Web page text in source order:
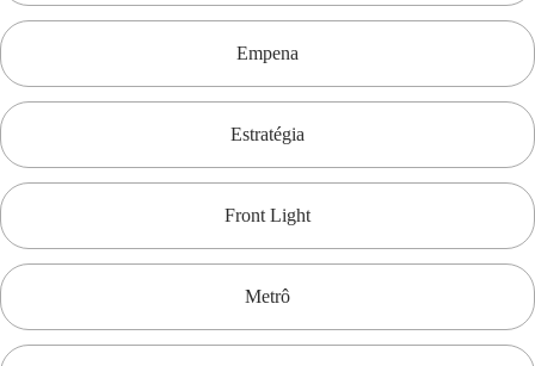
Empena
Estratégia
Front Light
Metrô